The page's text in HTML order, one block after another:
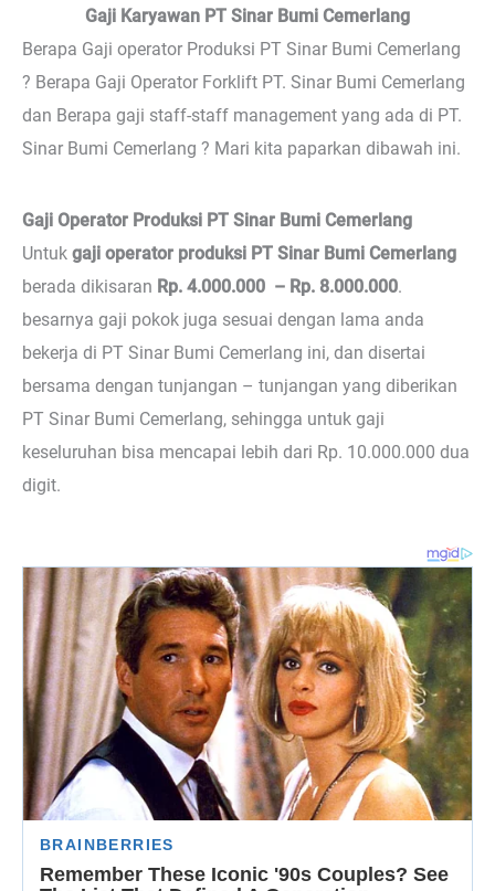
Gaji Karyawan PT Sinar Bumi Cemerlang
Berapa Gaji operator Produksi PT Sinar Bumi Cemerlang
? Berapa Gaji Operator Forklift PT. Sinar Bumi Cemerlang
dan Berapa gaji staff-staff management yang ada di PT.
Sinar Bumi Cemerlang ? Mari kita paparkan dibawah ini.
Gaji Operator Produksi PT Sinar Bumi Cemerlang
Untuk gaji operator produksi PT Sinar Bumi Cemerlang
berada dikisaran Rp. 4.000.000 – Rp. 8.000.000.
besarnya gaji pokok juga sesuai dengan lama anda
bekerja di PT Sinar Bumi Cemerlang ini, dan disertai
bersama dengan tunjangan – tunjangan yang diberikan
PT Sinar Bumi Cemerlang, sehingga untuk gaji
keseluruhan bisa mencapai lebih dari Rp. 10.000.000 dua
digit.